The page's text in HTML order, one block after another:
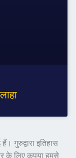
गुरुद्वारा इतिहास
के लिए कृपया हमसे